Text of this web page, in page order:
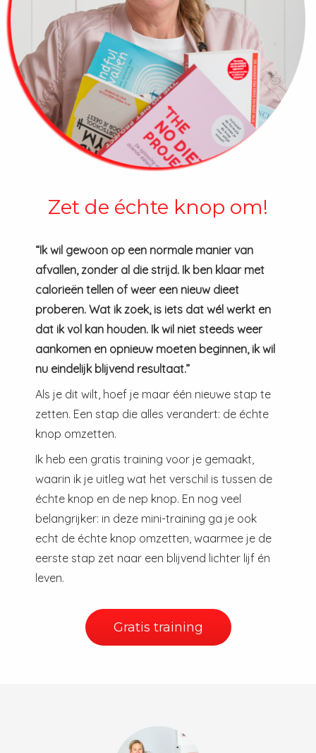
Zet de échte knop om!
“Ik wil gewoon op een normale manier van
afvallen, zonder al die strijd. Ik ben klaar met
calorieën tellen of weer een nieuw dieet
proberen. Wat ik zoek, is iets dat wél werkt en
dat ik vol kan houden. Ik wil niet steeds weer
aankomen en opnieuw moeten beginnen, ik wil
nu eindelijk blijvend resultaat.”
Als je dit wilt, hoef je maar één nieuwe stap te
zetten. Een stap die alles verandert: de échte
knop omzetten.
Ik heb een gratis training voor je gemaakt,
waarin ik je uitleg wat het verschil is tussen de
échte knop en de nep knop. En nog veel
belangrijker: in deze mini-training ga je ook
echt de échte knop omzetten, waarmee je de
eerste stap zet naar een blijvend lichter lijf én
leven.
Gratis training